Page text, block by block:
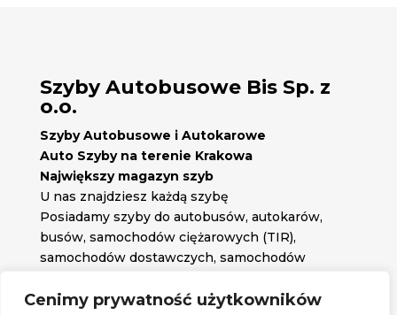
Cenimy prywatność użytkowników
Szyby Autobusowe Bis Sp. z
o.o.
Szyby Autobusowe i Autokarowe
Auto Szyby na terenie Krakowa
Największy magazyn szyb
U nas znajdziesz każdą szybę
Posiadamy szyby do autobusów, autokarów,
busów, samochodów ciężarowych (TIR),
samochodów dostawczych, samochodów
potrzebujesz.